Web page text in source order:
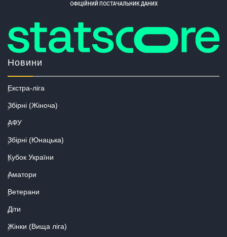
ОФІЦІЙНИЙ ПОСТАЧАЛЬНИК ДАНИХ
Новини
Екстра-ліга
Збірні (Жіноча)
АФУ
Збірні (Юнацька)
Кубок України
Аматори
Ветерани
Діти
Жінки (Вища ліга)